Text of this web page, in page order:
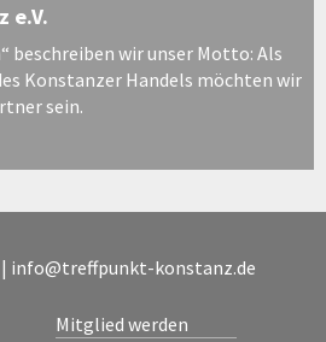
e.V.
beschreiben wir unser Motto: Als
Konstanzer Handels möchten wir
sein.
info@treffpunkt-konstanz.de
Mitglied werden